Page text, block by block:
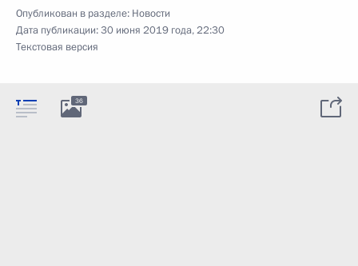
Опубликован в разделе: Новости
Дата публикации:30 июня 2019 года, 22:30
Текстовая версия
36